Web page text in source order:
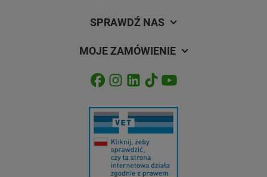
SPRAWDŹ NAS
MOJE ZAMÓWIENIE